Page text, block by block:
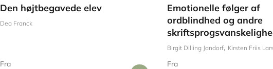
Anette Bøge Degn Lene Illum Charlotte Øhrstrøm
Den højtbegavede elev
Dea Franck
Fra
Emotionelle følger af
ordblindhed og andre
Birgit Dilling Jandorf Kirsten Friis
Fra